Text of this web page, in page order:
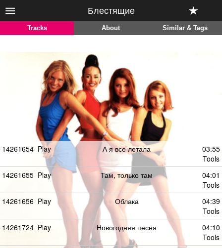
Блестящие
Tracks About Similar & Tags
14261654 Play А я все летала
03:55
Tools
14261655 Play Там, только там
04:01
Tools
14261656 Play Облака
04:39
Tools
14261724 Play Новогодняя песня
04:10
Tools